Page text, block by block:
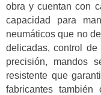
obra y cuentan con
capacidad para
neumáticos que no
delicadas, control
precisión, mandos
resistente que
fabricantes también